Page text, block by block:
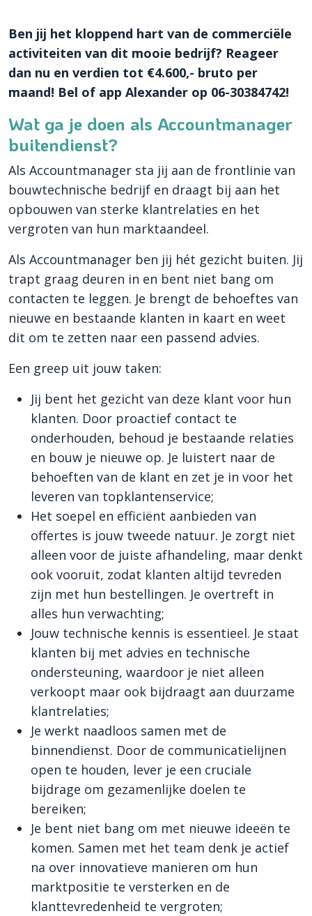
Ben jij het kloppend hart van de commerciële
activiteiten van dit mooie bedrijf? Reageer
dan nu en verdien tot €4.600,- bruto per
maand! Bel of app Alexander op 06-30384742!
Wat ga je doen als Accountmanager
buitendienst?
Als Accountmanager sta jij aan de frontlinie van
bouwtechnische bedrijf en draagt bij aan het
opbouwen van sterke klantrelaties en het
vergroten van hun marktaandeel.
Als Accountmanager ben jij hét gezicht buiten. Jij
trapt graag deuren in en bent niet bang om
contacten te leggen. Je brengt de behoeftes van
nieuwe en bestaande klanten in kaart en weet
dit om te zetten naar een passend advies.
Een greep uit jouw taken:
Jij bent het gezicht van deze klant voor hun
klanten. Door proactief contact te
onderhouden, behoud je bestaande relaties
en bouw je nieuwe op. Je luistert naar de
behoeften van de klant en zet je in voor het
leveren van topklantenservice;
Het soepel en efficiënt aanbieden van
offertes is jouw tweede natuur. Je zorgt niet
alleen voor de juiste afhandeling, maar denkt
ook vooruit, zodat klanten altijd tevreden
zijn met hun bestellingen. Je overtreft in
alles hun verwachting;
Jouw technische kennis is essentieel. Je staat
klanten bij met advies en technische
ondersteuning, waardoor je niet alleen
verkoopt maar ook bijdraagt aan duurzame
klantrelaties;
Je werkt naadloos samen met de
binnendienst. Door de communicatielijnen
open te houden, lever je een cruciale
bijdrage om gezamenlijke doelen te
bereiken;
Je bent niet bang om met nieuwe ideeën te
komen. Samen met het team denk je actief
na over innovatieve manieren om hun
marktpositie te versterken en de
klanttevredenheid te vergroten;